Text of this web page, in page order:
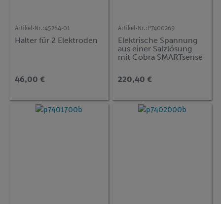
Artikel-Nr.:45284-01
Halter für 2 Elektroden
46,00 €
Artikel-Nr.: P7400269
Elektrische Spannung
aus einer Salzlösung
mit Cobra SMARTsense
220,40 €